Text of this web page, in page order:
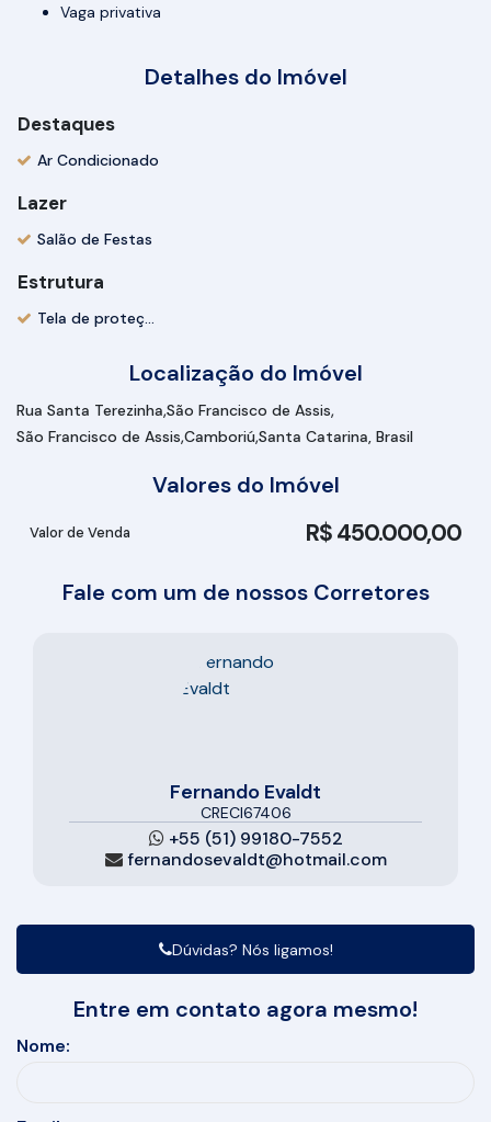
Vaga privativa
Detalhes do Imóvel
Destaques
Ar Condicionado
Lazer
Salão de Festas
Estrutura
Tela de proteção
Localização do Imóvel
Rua Santa Terezinha São Francisco de Assis
São Francisco de Assis CamboriúSanta Catarina, Brasil
Valores do Imóvel
R$450.000,00
Valor de Venda
Fale com um de nossos Corretores
Fernando Evaldt
CRECI67406
+55 (51) 99180-7552
fernandosevaldt@hotmail.com
Dúvidas? Nós ligamos!
Entre em contato agora mesmo!
Nome: